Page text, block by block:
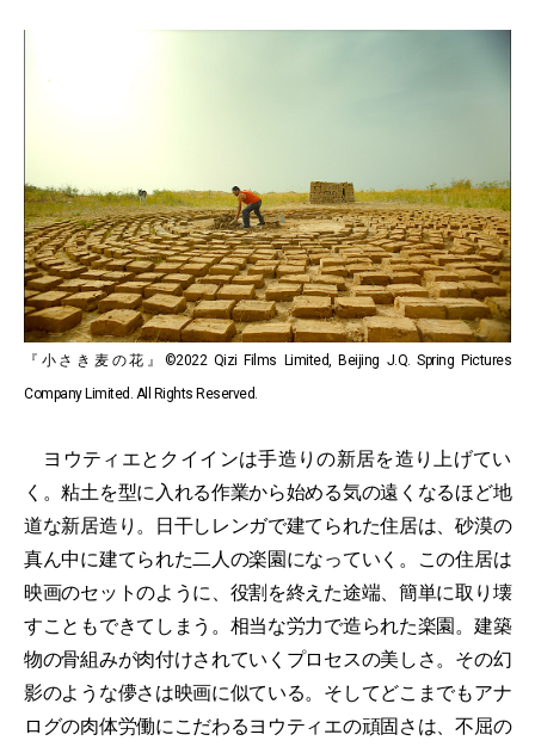
『小さき麦の花』©2022 Qizi Films Limited, Beijing J.Q. Spring Pictures
Company Limited. All Rights Reserved.
ヨウティエとクイインは手造りの新居を造り上げてい
く。粘土を型に入れる作業から始める気の遠くなるほど地
道な新居造り。日干しレンガで建てられた住居は、砂漠の
真ん中に建てられた二人の楽園になっていく。この住居は
映画のセットのように、役割を終えた途端、簡単に取り壊
すこともできてしまう。相当な労力で造られた楽園。建築
物の骨組みが肉付けされていくプロセスの美しさ。その幻
影のような儚さは映画に似ている。そしてどこまでもアナ
ログの肉体労働にこだわるヨウティエの頑固さは、不屈の